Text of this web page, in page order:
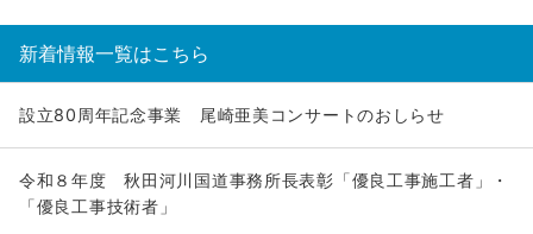
新着情報一覧はこちら
設立80周年記念事業 尾崎亜美コンサートのおしらせ
令和８年度 秋田河川国道事務所長表彰「優良工事施工者」・
「優良工事技術者」